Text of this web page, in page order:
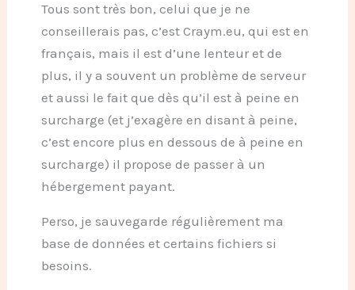
Tous sont très bon, celui que je ne
conseillerais pas, c’est Craym.eu, qui est en
français, mais il est d’une lenteur et de
plus, il y a souvent un problème de serveur
et aussi le fait que dès qu’il est à peine en
surcharge (et j’exagère en disant à peine,
c’est encore plus en dessous de à peine en
surcharge) il propose de passer à un
hébergement payant.
Perso, je sauvegarde régulièrement ma
base de données et certains fichiers si
besoins.